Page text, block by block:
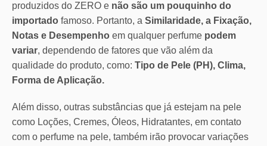
produzidos do ZERO e não são um pouquinho do
importado famoso. Portanto, a Similaridade, a Fixação,
Notas e Desempenho em qualquer perfume podem
variar, dependendo de fatores que vão além da
qualidade do produto, como: Tipo de Pele (PH), Clima,
Forma de Aplicação.
Além disso, outras substâncias que já estejam na pele
como Loções, Cremes, Óleos, Hidratantes, em contato
com o perfume na pele, também irão provocar variações